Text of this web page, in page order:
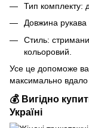
Тип комплекту:
Довжина рукава
Стиль:
кольоровий.
Усе це допоможе
максимально
💰 Вигідно
Україні